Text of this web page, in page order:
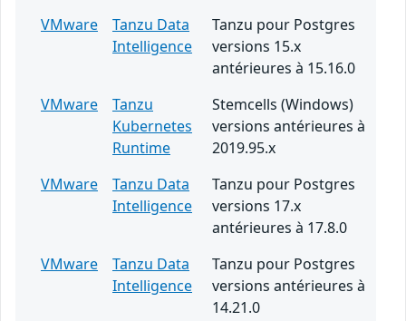
VMware
Tanzu Data
Intelligence
Tanzu pour Postgres
versions 15.x
antérieures à 15.16.0
VMware
Tanzu
Kubernetes
Runtime
Stemcells (Windows)
versions antérieures à
2019.95.x
VMware
Tanzu Data
Intelligence
Tanzu pour Postgres
versions 17.x
antérieures à 17.8.0
VMware
Tanzu Data
Intelligence
Tanzu pour Postgres
versions antérieures à
14.21.0